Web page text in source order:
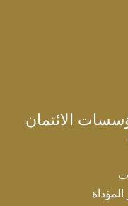
الائتمان